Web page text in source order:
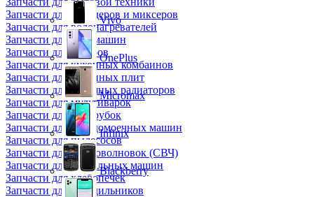
Запчасти для блендеров и миксеров
Запчасти для водонагревателей
Запчасти для кофемашин
Запчасти для кулеров
Запчасти для кухонных комбаинов
Запчасти для кухонных плит
Запчасти для масляных радиаторов
Запчасти для мультиварок
Запчасти для мясорубок
Запчасти для посудомоечных машин
Запчасти для пылесосов
Запчасти для микроволновок (СВЧ)
Запчасти для стиральных машин
Запчасти для хлебопечек
Запчасти для холодильников
Vivo
OnePlus
Micromax
Infinix
Blackberry